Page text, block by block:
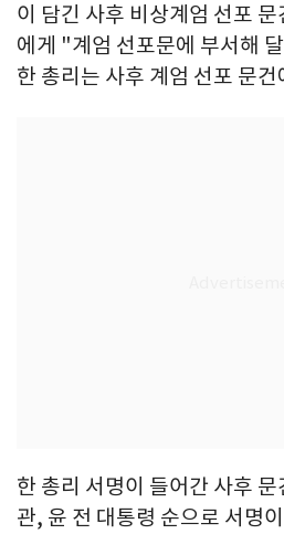
이 담긴 사후 비상계엄 선포 문
에게 "계엄 선포문에 부서해
한 총리는 사후 계엄 선포 문
한 총리 서명이 들어간 사후
관, 윤 전 대통령 순으로 서명